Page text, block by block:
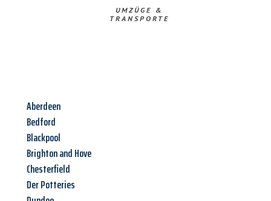
UMZÜGE &
TRANSPORTE
Aberdeen
Bedford
Blackpool
Brighton and Hove
Chesterfield
Der Potteries